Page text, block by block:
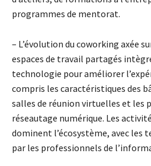
programmes de mentorat.
– L’évolution du coworking axée
espaces de travail partagés
technologie pour améliorer
compris les caractéristiques des
salles de réunion virtuelles et les
réseautage numérique. Les
dominent l’écosystème, avec les
par les professionnels de